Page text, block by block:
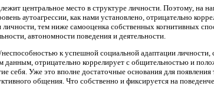
центральное место в структуре личности. Поэтому, на
аутоагрессии, как нами установлено, отрицательно
тем ниже самооценка собственных когнитивных
автономности поведения и деятельности.
к успешной социальной адаптации
отрицательно коррелирует с общительностью и
себя. Уже это вполне достаточные основания для
общения. Что собственно и фиксируется на